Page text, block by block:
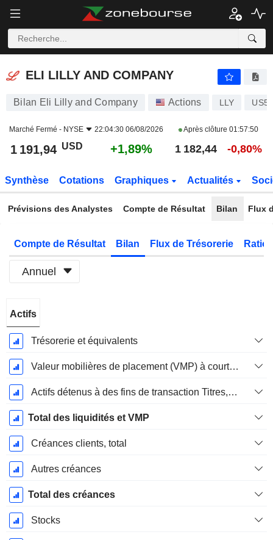
ELI LILLY AND COMPANY
ELI LILLY AND COMPANY
Bilan Eli Lilly and Company Actions LLY
Marché Fermé - NYSE 22:04:30 06/08/2026 Après clôture 01:57:50
1 191,94 USD +1,89% 1 182,44 -0,80%
Synthèse Cotations Graphiques Actualités
Prévisions des Analystes Compte de Résultat Bilan Flux
Compte de Résultat Bilan Flux de Trésorerie
Annuel
Fiscale:
Décembre
Actifs
Trésorerie et équivalents
Valeur mobilières de placement (VMP) à court terme
Actifs détenus à des fins de transaction Titres, totalActifs détenus à des fins de transactions (Trading), Total.
Total des liquidités et VMP
Créances clients, total
Autres créances
Total des créances
Stocks